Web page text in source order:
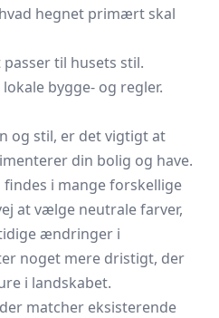
hegnet primært skal
til husets stil.
bygge- og regler.
og stil, er det vigtigt at
din bolig og have.
findes i mange forskellige
at vælge neutrale farver,
ændringer i
noget mere dristigt, der
i landskabet.
matcher eksisterende